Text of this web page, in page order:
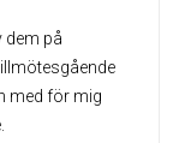
dem på
med för mig